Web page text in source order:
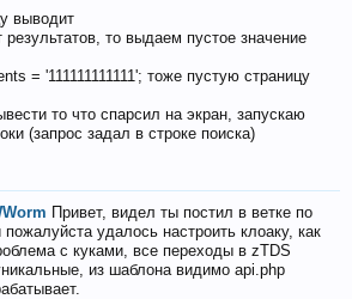
выводит
то выдаем пустое значение
= '111111111111'; тоже пустую страницу
то что спарсил на экран, запускаю
(запрос задал в строке поиска)
Привет, видел ты постил в ветке по
удалось настроить клоаку, как
с куками, все переходы в zTDS
из шаблона видимо api.php